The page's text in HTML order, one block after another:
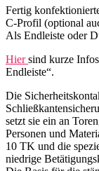
Fertig
C-Profil (optional
Als Endleiste oder
Hiersind kurze
Endleiste“.
Die
setzt sie ein an
Personen und
10 TK und die
niedrige